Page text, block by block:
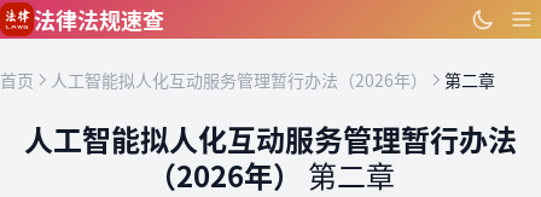
跳到主要内容
法律法规速查
首页 人工智能拟人化互动服务管理暂行办法（2026年） 第二章
人工智能拟人化互动服务管理暂行办法
（2026年） 第二章